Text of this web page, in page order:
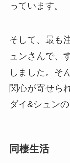
っています。
そして、最も
ュンさんで、
しました。そ
関心が寄せら
ダイ&シュン
同棲生活